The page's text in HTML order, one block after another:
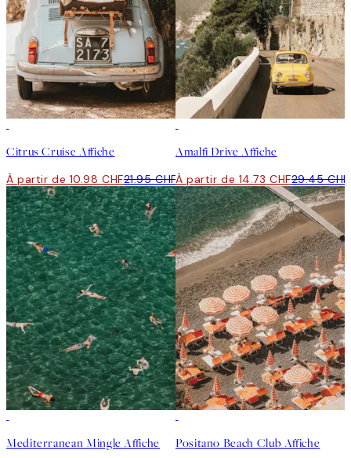
Citrus Cruise Affiche
À partir de 10.98 CHF21.95 CHF
Amalfi Drive Affiche
À partir de 14.73 CHF29.45 CHF
Mediterranean Mingle Affiche Positano Beach Club Affiche